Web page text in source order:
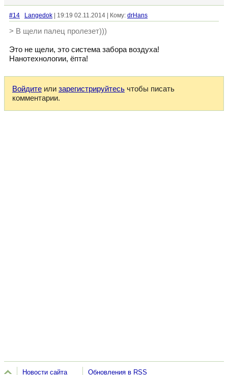
#14 Langedok | 19:19 02.11.2014 | Кому: drHans
> В щели палец пролезет)))
Это не щели, это система забора воздуха!
Нанотехнологии, ёпта!
Войдите или зарегистрируйтесь чтобы писать
комментарии.
Новости сайта Обновления в RSS